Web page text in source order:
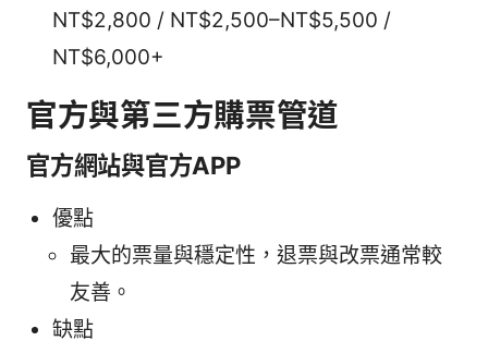
NT$2,800 / NT$2,500–NT$5,500 /
NT$6,000+
官方與第三方購票管道
官方網站與官方APP
優點
最大的票量與穩定性，退票與改票通常較
友善。
缺點